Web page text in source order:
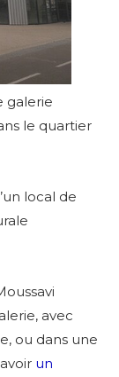
galerie
le quartier
local de
avec
ou dans une
un